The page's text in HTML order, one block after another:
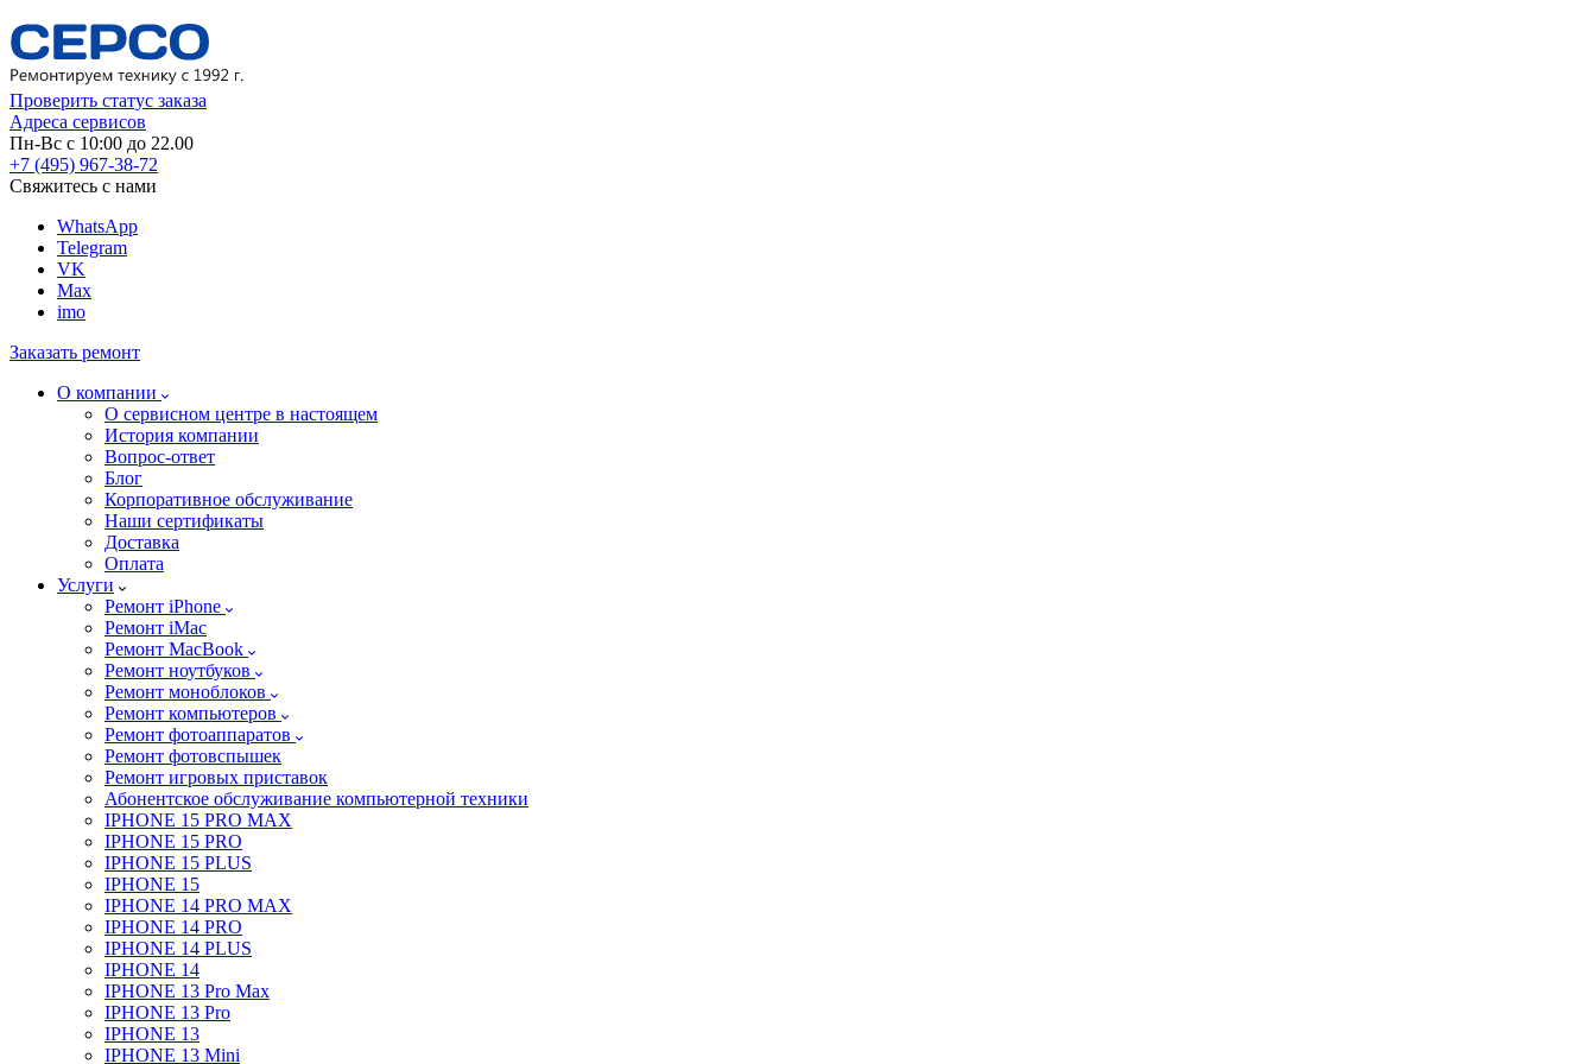
Проверить статус заказа
Адреса сервисов
Пн-Вс с 10:00 до 22.00
+7 (495) 967-38-72
Свяжитесь с нами
WhatsApp
Telegram
VK
Max
imo
Заказать ремонт
О компании
О сервисном центре в настоящем
История компании
Вопрос-ответ
Блог
Корпоративное обслуживание
Наши сертификаты
Доставка
Оплата
Услуги
Ремонт iPhone
Ремонт iMac
Ремонт MacBook
Ремонт ноутбуков
Ремонт моноблоков
Ремонт компьютеров
Ремонт фотоаппаратов
Ремонт фотовспышек
Ремонт игровых приставок
Абонентское обслуживание компьютерной техники
IPHONE 15 PRO MAX
IPHONE 15 PRO
IPHONE 15 PLUS
IPHONE 15
IPHONE 14 PRO MAX
IPHONE 14 PRO
IPHONE 14 PLUS
IPHONE 14
IPHONE 13 Pro Max
IPHONE 13 Pro
IPHONE 13
IPHONE 13 Mini